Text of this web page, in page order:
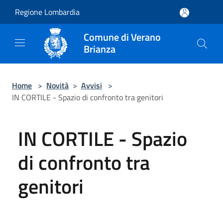
Regione Lombardia
Comune di Verano
Brianza
Home > Novità > Avvisi >
IN CORTILE - Spazio di confronto tra genitori
IN CORTILE - Spazio
di confronto tra
genitori